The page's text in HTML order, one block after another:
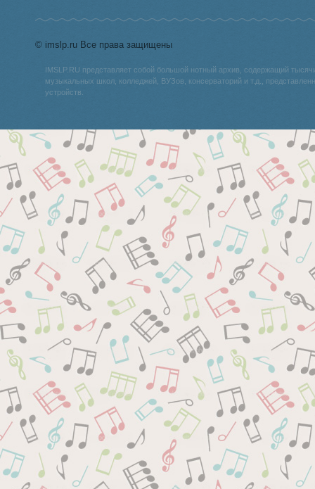
© imslp.ru Все права защищены
IMSLP.RU представляет собой большой нотный архив, содержащий
музыкальных школ, колледжей, ВУЗов, консерваторий и т.д.,
устройств.